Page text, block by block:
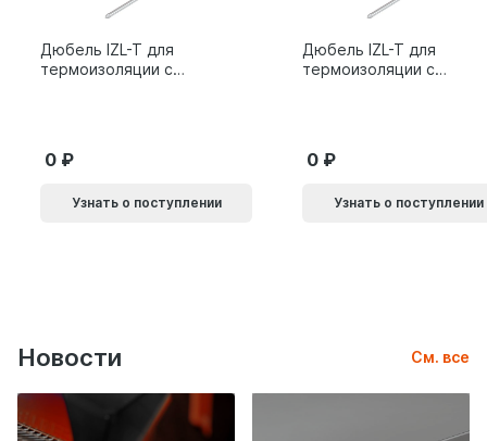
Дюбель IZL-T для
термоизоляции с
0
Узнать о поступлении
Дюбель IZL-T для
термоизоляции с
0
Узнать о поступлении
Новости См. все